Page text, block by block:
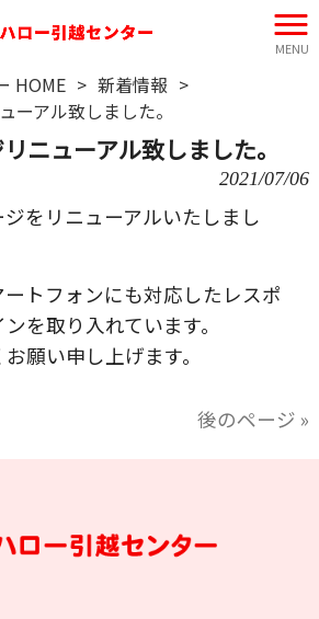
MENU
HOME > 新着情報 >
ーアル致しました。
ニューアル致しました。
2021/07/06
をリニューアルいたしまし
トフォンにも対応したレスポ
を取り入れています。
願い申し上げます。
後のページ »